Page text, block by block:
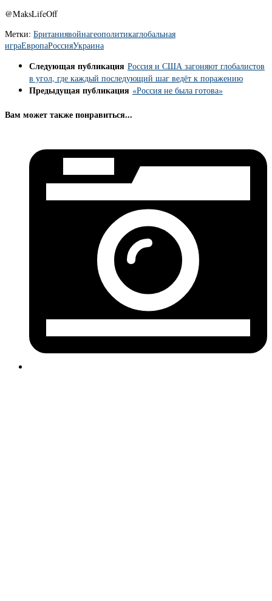
@MaksLifeOff
Метки: Британиявойнагеополитикаглобальная
играЕвропаРоссияУкраина
Следующая публикация Россия и США загоняют глобалистов
в угол, где каждый последующий шаг ведёт к поражению
Предыдущая публикация «Россия не была готова»
Вам может также понравиться...